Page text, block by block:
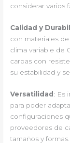
considerar varios
Calidad y
con materiales
clima variable de
carpas con
su estabilidad y
Versatilidad : Es
para poder
configuraciones
proveedores de
tamaños y formas.